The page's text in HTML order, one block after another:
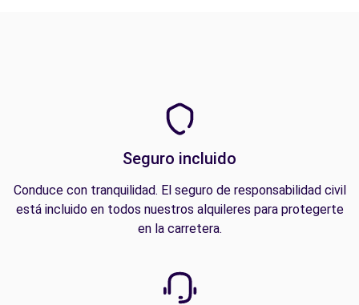
Seguro incluido
Conduce con tranquilidad. El seguro de responsabilidad civil
está incluido en todos nuestros alquileres para protegerte
en la carretera.